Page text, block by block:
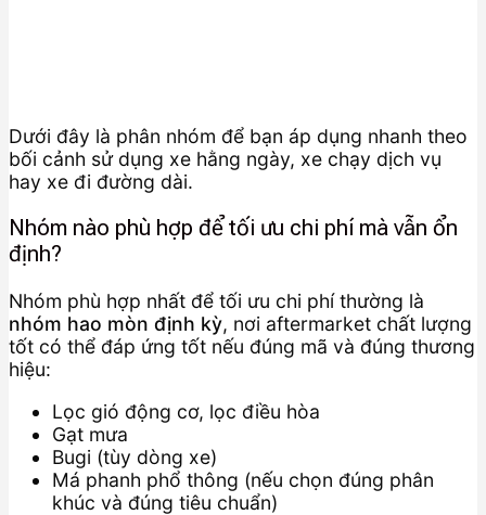
Dưới đây là phân nhóm để bạn áp dụng nhanh theo
bối cảnh sử dụng xe hằng ngày, xe chạy dịch vụ
hay xe đi đường dài.
Nhóm nào phù hợp để tối ưu chi phí mà vẫn ổn
định?
Nhóm phù hợp nhất để tối ưu chi phí thường là
nhóm hao mòn định kỳ, nơi aftermarket chất lượng
tốt có thể đáp ứng tốt nếu đúng mã và đúng thương
hiệu:
Lọc gió động cơ, lọc điều hòa
Gạt mưa
Bugi (tùy dòng xe)
Má phanh phổ thông (nếu chọn đúng phân
khúc và đúng tiêu chuẩn)